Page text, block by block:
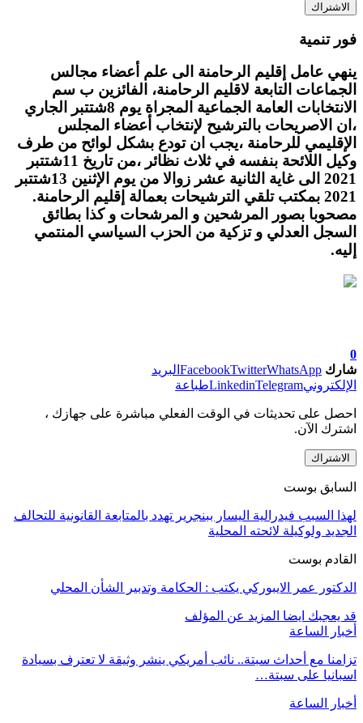
الاشتراك
فور تنمية
ينهي عامل إقليم الرحامنة الى علم أعضاء مجالس
الجماعات التابعة لاقليم الرحامنة، الفائزين ب سم
الانتخابات العامة الجماعية المجراة يوم 8شتتبر الجاري
،ان الاصريحات بالترشيح لإنتخاب أعضاء المجلس
الإقليمي للرحامنة ،يجب ان تودع بشكل لوائح من طرف
وكيل اللائحة بنفسه في ثلاث نظائر ،من تاريخ 11شتتبر
2021 الى غاية الثانية عشر زوالا من يوم الإثنين 13شتتبر
2021 بمكتب تلقي الترشيحات بعمالة إقليم الرحامنة.
مصحوبا بصور المرشحين و المرشحات و كذا بطائق
السجل العدلي و تزكية من الحزب السياسي المنتمي
إليه.
0
شارك
FacebookTwitterWhatsApp
البريد
الإلكتروني
LinkedinTelegram طباعة
احصل على تحديثات في الوقت الفعلي مباشرة على جهازك ،
اشترك الآن.
الاشتراك
السابق بوست
لهذا السبب فيدرالية اليسار ببنجرير تهدد بالمتابعة القانونية للتحالف
الجديد ولوكيلة لائحته المحلية
القادم بوست
الدكتور عمر الايبوركي يكتب : الحكامة وتدبير الشأن المحلي
قد يعجبك ايضا المزيد عن المؤلف
أخبار الساعة
تزامنا مع أحداث سبتة.. نائب أمريكي ينشر وثيقة لا تعترف بسيادة
اسبانيا على سبتة…
أخبار الساعة